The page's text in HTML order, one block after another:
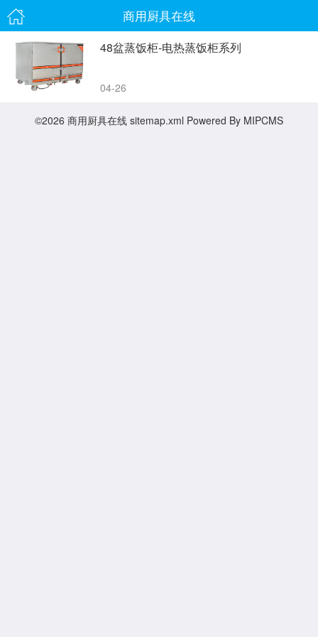
商用厨具在线
48盆蒸饭柜-电热蒸饭柜系列
04-26
©2026 商用厨具在线 sitemap.xml Powered By MIPCMS